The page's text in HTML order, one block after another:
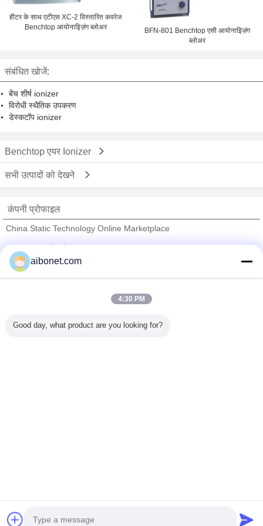
हीटर के साथ एटीएस XC-2 विस्तारित कवरेज
Benchtop आयोनाइिज़ंग ब्लोअर
BFN-801 Benchtop एसी आयोनाइिज़ंग
ब्लोअर
संबंधित खोजें:
बेंच शीर्ष ionizer
विरोधी स्थैतिक उपकरण
डेस्कटॉप ionizer
Benchtop एयर Ionizer
सभी उत्पादों को देखने
कंपनी प्रोफाइल
China Static Technology Online Marketplace
Trust Seal
सभी उत्पाद
aibonet.com
4:30 PM
Good day, what product are you looking for?